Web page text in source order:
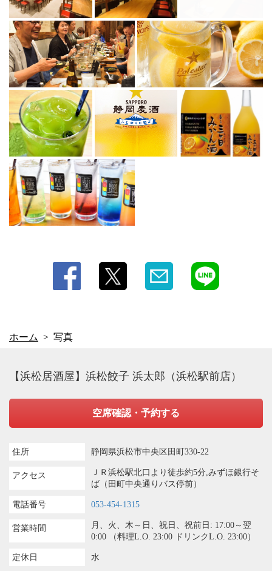
ホーム 写真
【浜松居酒屋】浜松餃子 浜太郎（浜松駅前店）
空席確認・予約する
住所 静岡県浜松市中央区田町330-22
アクセス
ＪＲ浜松駅北口より徒歩約5分,みずほ銀行そ
ば（田町中央通りバス停前）
電話番号 053-454-1315
営業時間
月、火、木～日、祝日、祝前日: 17:00～翌
0:00 （料理L.O. 23:00 ドリンクL.O. 23:00）
定休日 水